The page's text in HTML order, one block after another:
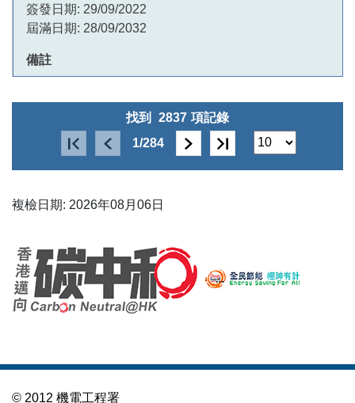
簽發日期: 29/09/2022
屆滿日期: 28/09/2032
找到 2837 項記錄
1/284
複檢日期: 2026年08月06日
© 2012 機電工程署